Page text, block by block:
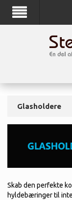
Glasholdere
Skab den perfekte
hyldebæringer til